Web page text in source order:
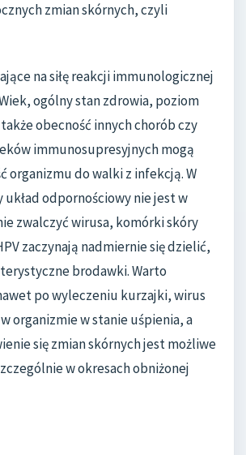
zmian skórnych, czyli
na siłę reakcji immunologicznej
ogólny stan zdrowia, poziom
obecność innych chorób czy
immunosupresyjnych mogą
organizmu do walki z infekcją. W
odpornościowy nie jest w
zwalczyć wirusa, komórki skóry
zaczynają nadmiernie się dzielić,
brodawki. Warto
po wyleczeniu kurzajki, wirus
organizmie w stanie uśpienia, a
się zmian skórnych jest możliwe
w okresach obniżonej